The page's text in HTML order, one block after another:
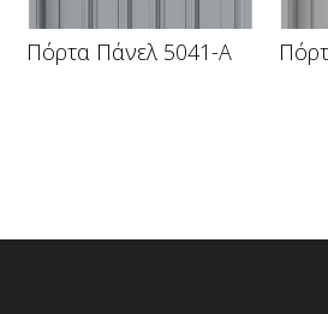
Πόρτα Πάνελ 5041-A